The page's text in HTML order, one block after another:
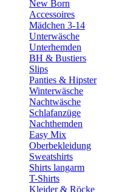
New Born
Accessoires
Mädchen 3-14
Unterwäsche
Unterhemden
BH & Bustiers
Slips
Panties & Hipster
Winterwäsche
Nachtwäsche
Schlafanzüge
Nachthemden
Easy Mix
Oberbekleidung
Sweatshirts
Shirts langarm
T-Shirts
Kleider & Röcke